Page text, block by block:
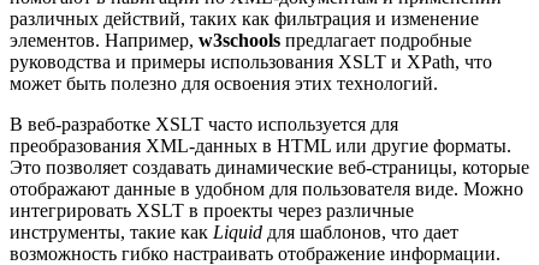
различных действий, таких как фильтрация и изменение
элементов. Например, w3schools предлагает подробные
руководства и примеры использования XSLT и XPath, что
может быть полезно для освоения этих технологий.
В веб-разработке XSLT часто используется для
преобразования XML-данных в HTML или другие форматы.
Это позволяет создавать динамические веб-страницы, которые
отображают данные в удобном для пользователя виде. Можно
интегрировать XSLT в проекты через различные
инструменты, такие как Liquid для шаблонов, что дает
возможность гибко настраивать отображение информации.